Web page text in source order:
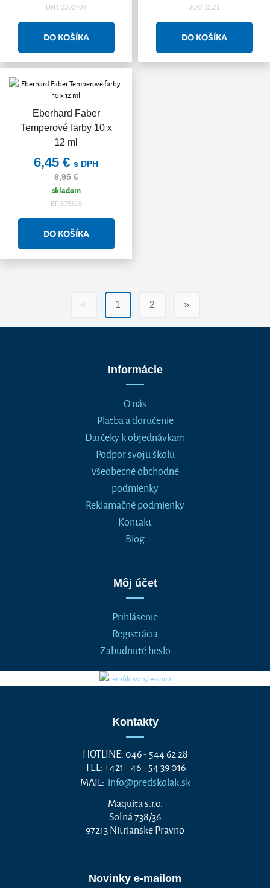
DNT.2302404 JOVI.0521
Eberhard Faber
Temperové farby 10 x
12 ml
6,45 € s DPH
6,95 €
skladom
EF.575510
« 1 2 »
Informácie
O nás
Platba a doručenie
Darčeky k objednávkam
Podpor svoju školu
Všeobecné obchodné
podmienky
Reklamačné podmienky
Kontakt
Blog
Môj účet
Prihlásenie
Registrácia
Zabudnuté heslo
Kontakty
HOTLINE: 046 - 544 62 28
TEL: +421 - 46 - 54 39 016
MAIL: info@predskolak.sk
Maquita s.r.o.
Soľná 738/36
97213 Nitrianske Pravno
Novinky e-mailom